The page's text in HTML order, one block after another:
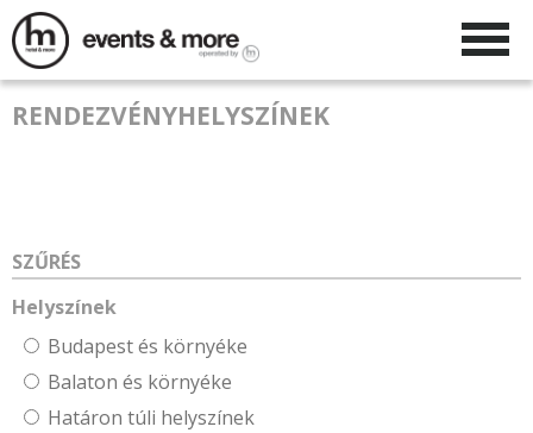
RENDEZVÉNYHELYSZÍNEK
SZŰRÉS
Helyszínek
Budapest és környéke
Balaton és környéke
Határon túli helyszínek